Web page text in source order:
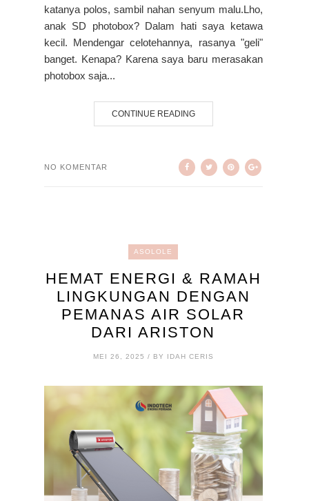
katanya polos, sambil nahan senyum malu.Lho,
anak SD photobox? Dalam hati saya ketawa
kecil. Mendengar celotehannya, rasanya "geli"
banget. Kenapa? Karena saya baru merasakan
photobox saja...
CONTINUE READING
NO KOMENTAR
ASOLOLE
HEMAT ENERGI & RAMAH
LINGKUNGAN DENGAN
PEMANAS AIR SOLAR
DARI ARISTON
MEI 26, 2025 / BY IDAH CERIS